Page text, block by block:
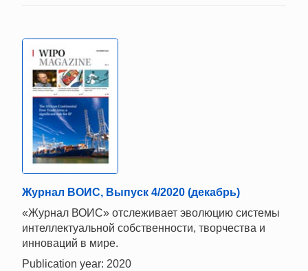
Журнал ВОИС, Выпуск 4/2020 (декабрь)
«Журнал ВОИС» отслеживает эволюцию системы
интеллектуальной собственности, творчества и
инноваций в мире.
Publication year: 2020